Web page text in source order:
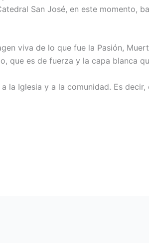
San José, en este momento,
viva de lo que fue la Pasión,
que es de fuerza y la capa blanca
la Iglesia y a la co­munidad. Es